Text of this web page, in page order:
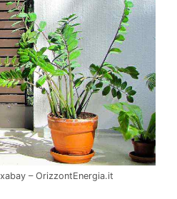
– OrizzontEnergia.it